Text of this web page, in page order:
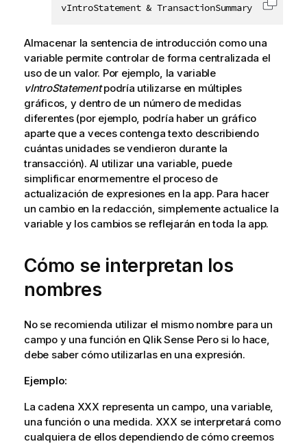
vIntroStatement & TransactionSummary Copiar
Almacenar la sentencia de introducción como una
variable permite controlar de forma centralizada el
uso de un valor. Por ejemplo, la variable
vIntroStatementpodría utilizarse en múltiples
gráficos, y dentro de un número de medidas
diferentes (por ejemplo, podría haber un gráfico
aparte que a veces contenga texto describiendo
cuántas unidades se vendieron durante la
transacción). Al utilizar una variable, puede
simplificar enormementre el proceso de
actualización de expresiones en la app. Para hacer
un cambio en la redacción, simplemente actualice la
variable y los cambios se reflejarán en toda la app.
Cómo se interpretan los
nombres
No se recomienda utilizar el mismo nombre para un
campo y una función en Qlik SensePero si lo hace,
debe saber cómo utilizarlas en una expresión.
Ejemplo:
La cadena XXX representa un campo, una variable,
una función o una medida. XXX se interpretará como
cualquiera de ellos dependiendo de cómo creemos